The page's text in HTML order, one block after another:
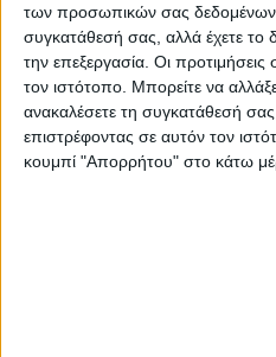
των προσωπικών σας δεδομένων
συγκατάθεσή σας, αλλά έχετε το
την επεξεργασία. Οι
τον ιστότοπο. Μπορείτε να
ανακαλέσετε τη συγκατάθεσή
επιστρέφοντας σε αυτόν τον
κουμπί "Απορρήτου" στο κάτω
Αυξημένες 17% οι
Οι εξαγωγές μήλων μετά την
4/11/2022 ανέρχονται σε
το αντίστοιχο διάστημα 2021
Αίγυπτο να ανέρχονται σε
Σαουδ. Αραβία 1368 τ. έναντι